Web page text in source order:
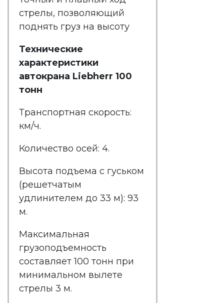
стрелы, позволяющий
поднять груз на высоту
Технические
характеристики
автокрана Liebherr 100
тонн
Транспортная скорость:
км/ч.
Количество осей: 4.
Высота подъема с гуськом
(решетчатым
удлинителем до 33 м): 93
м.
Максимальная
грузоподъемность
составляет 100 тонн при
минимальном вылете
стрелы 3 м.